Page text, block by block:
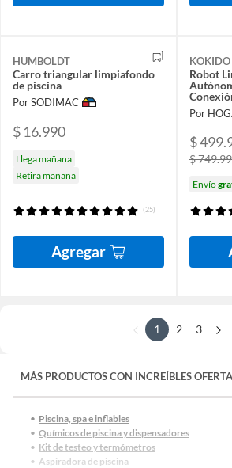
HUMBOLDT
Carro triangular limpiafondo
de piscina
Por SODIMAC
$ 16.990
Llega mañana
Retira mañana
(25)
Agregar
KOKIDO
Robot
Por
$
$
Envío
1 2 3
MÁS PRODUCTOS CON INCREÍBLES
Piscina, spa e inflables
Químicos de piscina y dispensadores
Kit de testeo y termómetros
Aspiradora de piscina